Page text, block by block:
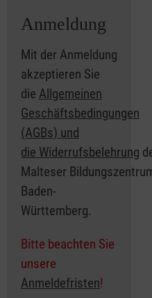
Anmeldung
Mit der Anmeldung
akzeptieren Sie
die Allgemeinen
Geschäftsbedingungen
(AGBs) und
die Widerrufsbelehrung
Malteser
Baden-
Württemberg.
Bitte beachten Sie
unsere
Anmeldefristen!